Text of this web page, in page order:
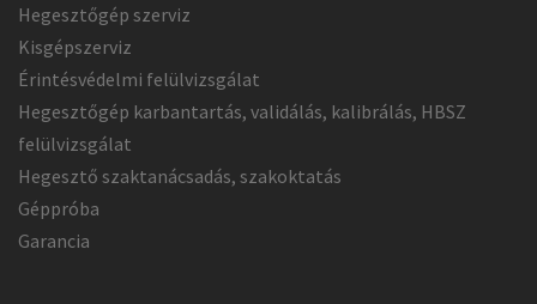
Hegesztőgép szerviz
Kisgépszerviz
Érintésvédelmi felülvizsgálat
Hegesztőgép karbantartás, validálás, kalibrálás, HBSZ
felülvizsgálat
Hegesztő szaktanácsadás, szakoktatás
Géppróba
Garancia